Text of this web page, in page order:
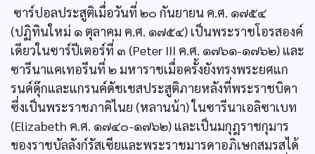
ซาร์ปอลประสูติเมื่อวันที่ ๒๐ กันยายน ค.ศ. ๑๗๕๔
(ปฏิทินใหม่ ๑ ตุลาคม ค.ศ. ๑๗๕๔) เป็นพระราชโอรสองค์
เดียวในซาร์ปีเตอร์ที่ ๓ (Peter III ค.ศ. ๑๗๖๑-๑๗๖๒) และ
ซารีนาแคเทอรีนที่ ๒ มหาราชเมื่อครั้งยังทรงพระยศแก
รนด์ดุ๊กและแกรนค์ดัชเชสประสูติภายหลังที่พระราชบิดา
ซึ่งเป็นพระราชภาคิไนย (หลานน้า) ในซารีนาเอลิซาเบท
(Elizabeth ค.ศ. ๑๗๔๐-๑๗๖๒) และเป็นมกุฎราชกุมาร
ของราชบัลลังก์รัสเซียและพระราชมารดาอภิเษกสมรสได้